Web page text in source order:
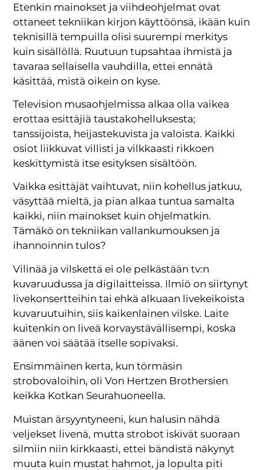
Etenkin mainokset ja viihdeohjelmat ovat
ottaneet tekniikan kirjon käyttöönsä, ikään kuin
teknisillä tempuilla olisi suurempi merkitys
kuin sisällöllä. Ruutuun tupsahtaa ihmistä ja
tavaraa sellaisella vauhdilla, ettei ennätä
käsittää, mistä oikein on kyse.
Television musaohjelmissa alkaa olla vaikea
erottaa esittäjiä taustakohelluksesta;
tanssijoista, heijastekuvista ja valoista. Kaikki
osiot liikkuvat villisti ja vilkkaasti rikkoen
keskittymistä itse esityksen sisältöön.
Vaikka esittäjät vaihtuvat, niin kohellus jatkuu,
väsyttää mieltä, ja pian alkaa tuntua samalta
kaikki, niin mainokset kuin ohjelmatkin.
Tämäkö on tekniikan vallankumouksen ja
ihannoinnin tulos?
Vilinää ja vilskettä ei ole pelkästään tv:n
kuvaruudussa ja digilaitteissa. Ilmiö on siirtynyt
livekonsertteihin tai ehkä alkuaan livekeikoista
kuvaruutuihin, siis kaikenlainen vilske. Laite
kuitenkin on liveä korvaystävällisempi, koska
äänen voi säätää itselle sopivaksi.
Ensimmäinen kerta, kun törmäsin
strobovaloihin, oli Von Hertzen Brothersien
keikka Kotkan Seurahuoneella.
Muistan ärsyyntyneeni, kun halusin nähdä
veljekset livenä, mutta strobot iskivät suoraan
silmiin niin kirkkaasti, ettei bändistä näkynyt
muuta kuin mustat hahmot, ja lopulta piti